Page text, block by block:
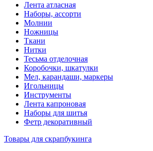
Лента атласная
Наборы, ассорти
Молнии
Ножницы
Ткани
Нитки
Тесьма отделочная
Коробочки, шкатулки
Мел, карандаши, маркеры
Игольницы
Инструменты
Лента капроновая
Наборы для шитья
Фетр декоративный
Товары для скрапбукинга